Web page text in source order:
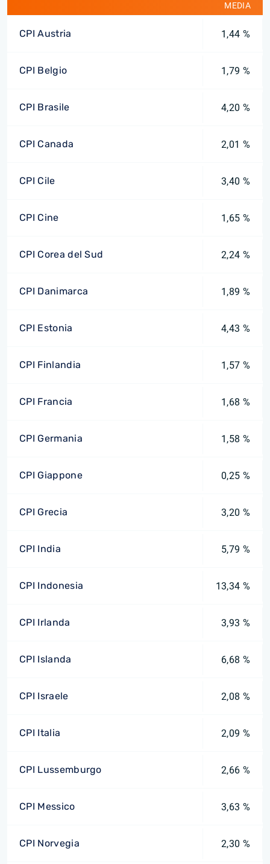
MEDIA
CPI Austria 1,44 %
CPI Belgio 1,79 %
CPI Brasile 4,20 %
CPI Canada 2,01 %
CPI Cile 3,40 %
CPI Cine 1,65 %
CPI Corea del Sud 2,24 %
CPI Danimarca 1,89 %
CPI Estonia 4,43 %
CPI Finlandia 1,57 %
CPI Francia 1,68 %
CPI Germania 1,58 %
CPI Giappone 0,25 %
CPI Grecia 3,20 %
CPI India 5,79 %
CPI Indonesia 13,34 %
CPI Irlanda 3,93 %
CPI Islanda 6,68 %
CPI Israele 2,08 %
CPI Italia 2,09 %
CPI Lussemburgo 2,66 %
CPI Messico 3,63 %
CPI Norvegia 2,30 %